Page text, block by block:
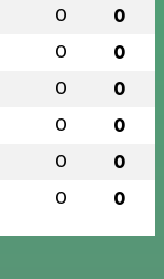
0 0
0 0
0 0
0 0
0 0
0 0